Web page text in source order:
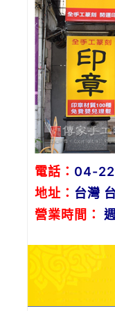
電話： 04-
地址： 台灣
營業時間：